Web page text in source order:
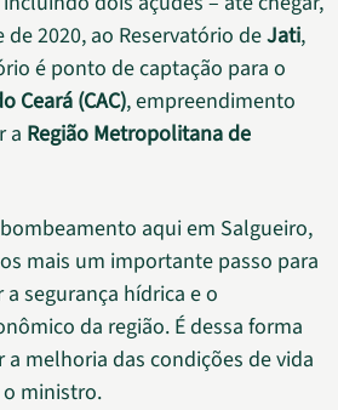
2020, ao Reservatório deJati,
é ponto de captação para o
Ceará (CAC), empreendimento
a Região Metropolitana de
aqui em Salgueiro,
mais um importante passo para
segurança hídrica e o
da região. É dessa forma
a melhoria das condições de vida
o ministro.